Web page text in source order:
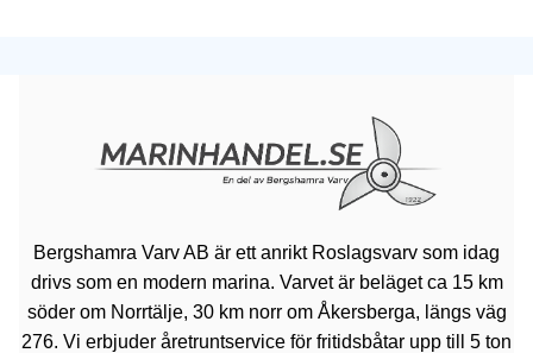
Bergshamra Varv AB är ett anrikt Roslagsvarv som idag
drivs som en modern marina. Varvet är beläget ca 15 km
söder om Norrtälje, 30 km norr om Åkersberga, längs väg
276. Vi erbjuder åretruntservice för fritidsbåtar upp till 5 ton